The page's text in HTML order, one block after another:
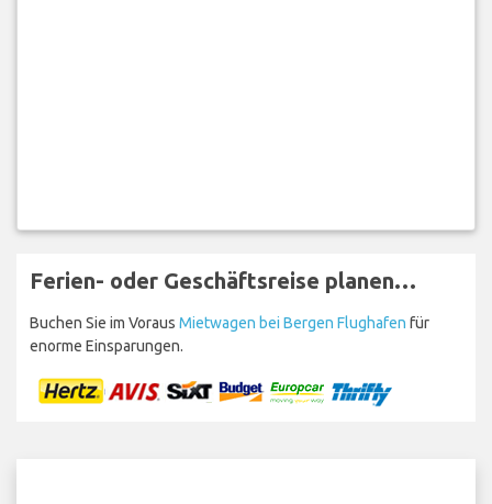
Ferien- oder Geschäftsreise planen…
Buchen Sie im Voraus Mietwagen bei Bergen Flughafen für
enorme Einsparungen.